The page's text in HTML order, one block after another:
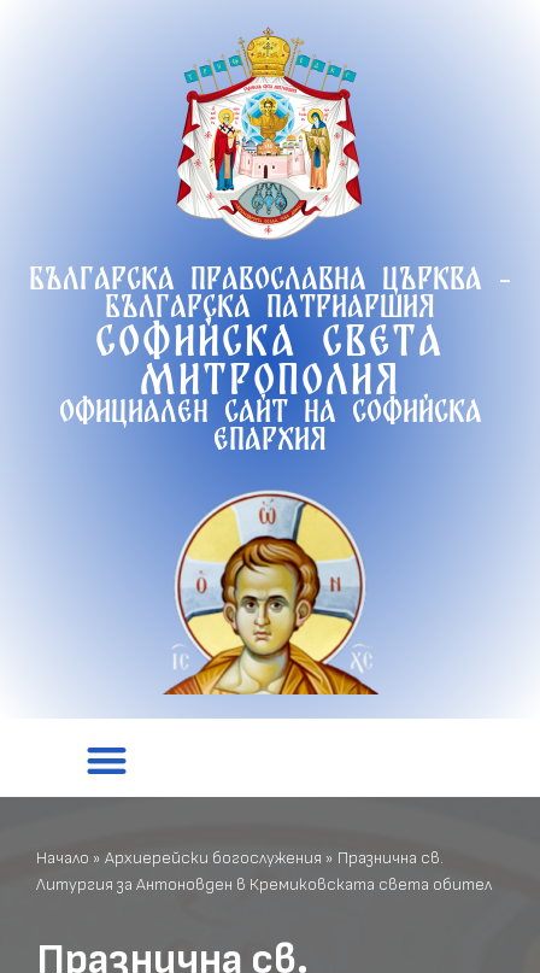
Българска православна църква -
Българска патриаршия
Софийска света
митрополия
Официален сайт на софийска
епархия
Начало » Архиерейски богослужения » Празнична св.
Литургия за Антоновден в Кремиковската света обител
Празнична св.